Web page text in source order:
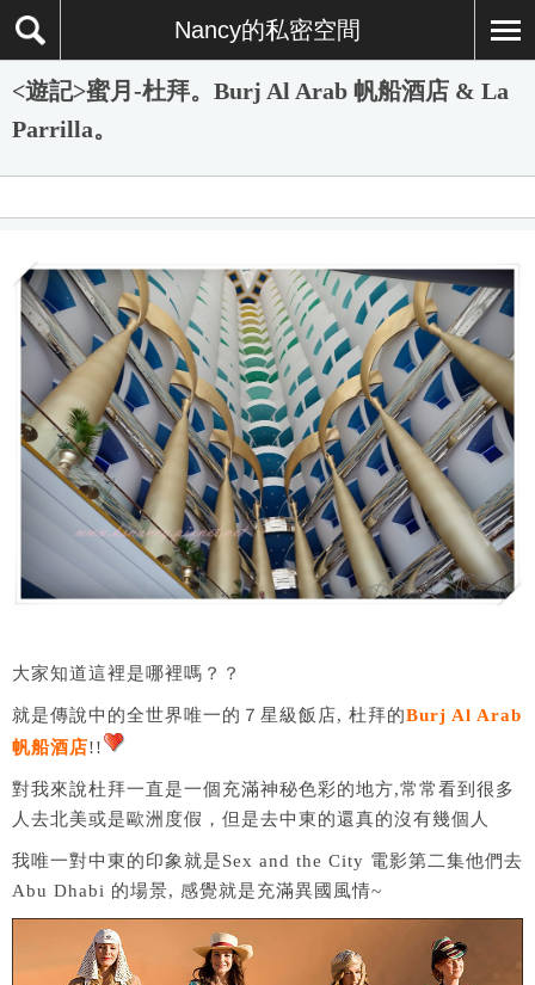
Nancy的私密空間
<遊記>蜜月-杜拜。Burj Al Arab 帆船酒店 & La
Parrilla。
大家知道這裡是哪裡嗎？？
就是傳說中的全世界唯一的７星級飯店, 杜拜的Burj Al Arab
帆船酒店!!
對我來說杜拜一直是一個充滿神秘色彩的地方,常常看到很多
人去北美或是歐洲度假，但是去中東的還真的沒有幾個人
我唯一對中東的印象就是Sex and the City 電影第二集他們去
Abu Dhabi 的場景, 感覺就是充滿異國風情~